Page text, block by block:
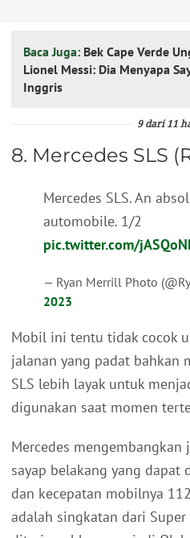
Baca Juga: Bek Cape Verde
Lionel Messi: Dia Menyapa
Inggris
9 dari 11
8. Mercedes SLS
Mercedes SLS. An
automobile. 1/2
pic.twitter.com/
— Ryan Merrill Photo
2023
Mobil ini tentu tidak cocok
jalanan yang padat bahkan
SLS lebih layak untuk
digunakan saat momen
Mercedes
sayap belakang yang dapat
dan kecepatan mobilnya
adalah singkatan dari